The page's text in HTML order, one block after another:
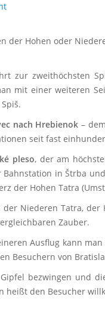
der Hohen oder
zur zweithöchsten
mit einer weiteren
nach Hrebienok –
seit fast
pleso, der am
in Štrba
der Hohen Tatra
Niederen Tatra, der
Zauber.
Ausflug kann
Besuchern von
bezwingen und
heißt den Besucher